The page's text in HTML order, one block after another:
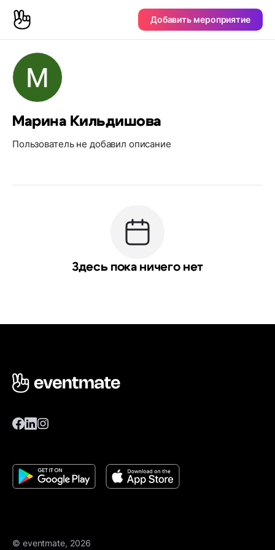
Добавить мероприятие
Марина Кильдишова
Пользователь не добавил описание
Здесь пока ничего нет
© eventmate, 2026